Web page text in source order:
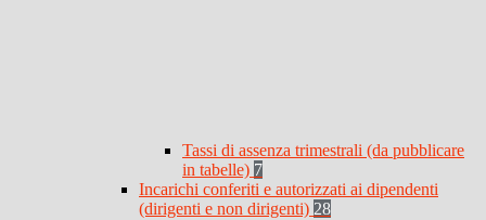
Tassi di assenza trimestrali (da pubblicare
in tabelle) 7
Incarichi conferiti e autorizzati ai dipendenti
(dirigenti e non dirigenti) 28